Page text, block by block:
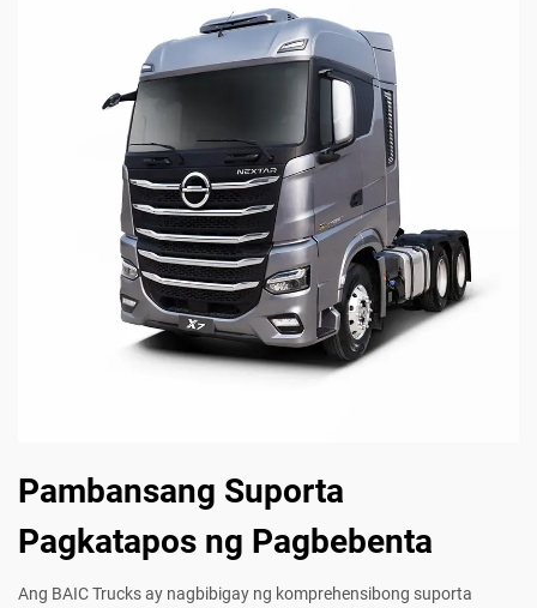
Pambansang Suporta
Pagkatapos ng Pagbebenta
Ang BAIC Trucks ay nagbibigay ng komprehensibong suporta